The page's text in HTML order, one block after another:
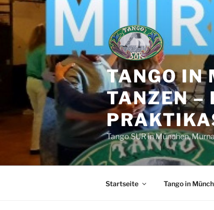
Zum
Inhalt
springen
TANGO IN
TANZEN –
Tango SUR in München,
Startseite Tango in